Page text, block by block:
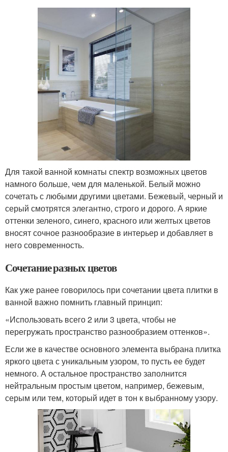
Для такой ванной комнаты спектр возможных цветов
намного больше, чем для маленькой. Белый можно
сочетать с любыми другими цветами. Бежевый, черный и
серый смотрятся элегантно, строго и дорого. А яркие
оттенки зеленого, синего, красного или желтых цветов
вносят сочное разнообразие в интерьер и добавляет в
него современность.
Сочетание разных цветов
Как уже ранее говорилось при сочетании цвета плитки в
ванной важно помнить главный принцип:
«Использовать всего 2 или 3 цвета, чтобы не
перегружать пространство разнообразием оттенков».
Если же в качестве основного элемента выбрана плитка
яркого цвета с уникальным узором, то пусть ее будет
немного. А остальное пространство заполнится
нейтральным простым цветом, например, бежевым,
серым или тем, который идет в тон к выбранному узору.